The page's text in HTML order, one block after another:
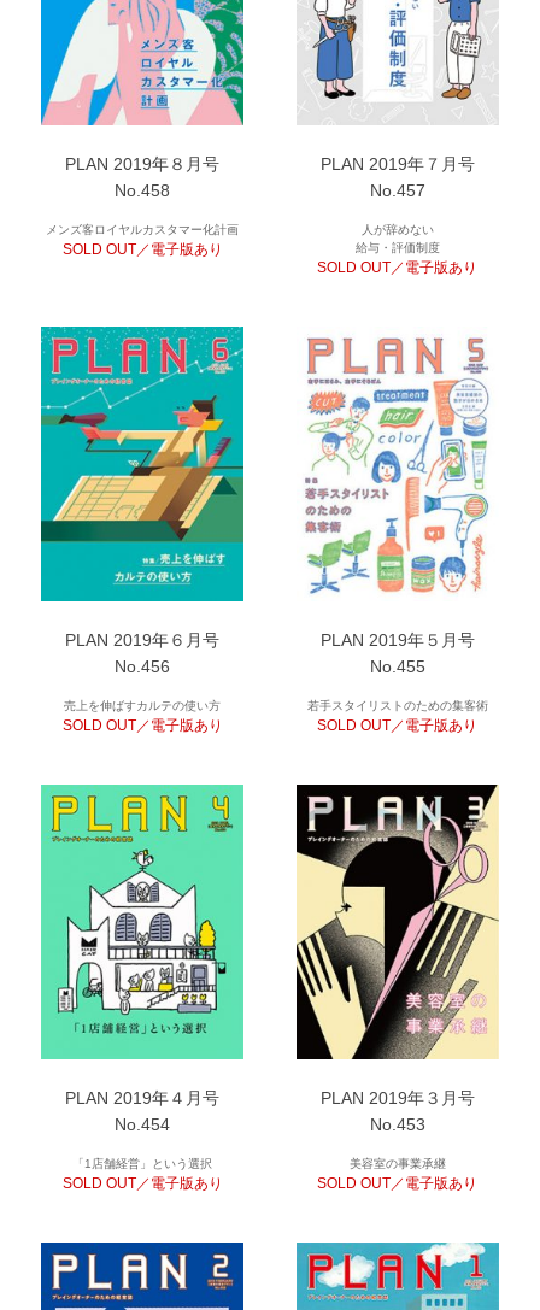
PLAN 2019年８月号
No.458
メンズ客ロイヤルカスタマー化計画
SOLD OUT／電子版あり
PLAN 2019年７月号
No.457
人が辞めない
給与・評価制度
SOLD OUT／電子版あり
PLAN 2019年６月号
No.456
売上を伸ばすカルテの使い方
SOLD OUT／電子版あり
PLAN 2019年５月号
No.455
若手スタイリストのための集客術
SOLD OUT／電子版あり
PLAN 2019年４月号
No.454
「1店舗経営」という選択
SOLD OUT／電子版あり
PLAN 2019年３月号
No.453
美容室の事業承継
SOLD OUT／電子版あり